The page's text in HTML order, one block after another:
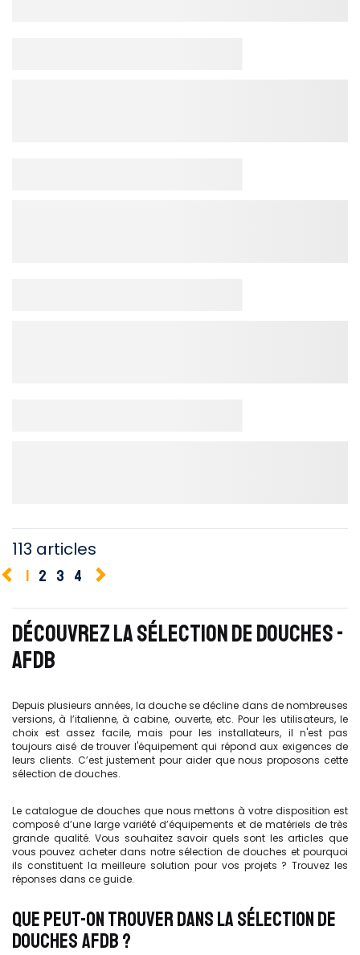
113 articles
1 2 3 4
DÉCOUVREZ LA SÉLECTION DE DOUCHES -
AFDB
Depuis plusieurs années, la douche se décline dans de nombreuses
versions, à l’italienne, à cabine, ouverte, etc. Pour les utilisateurs, le
choix est assez facile, mais pour les installateurs, il n'est pas
toujours aisé de trouver l'équipement qui répond aux exigences de
leurs clients. C’est justement pour aider que nous proposons cette
sélection de douches.
Le catalogue de douches que nous mettons à votre disposition est
composé d’une large variété d’équipements et de matériels de très
grande qualité. Vous souhaitez savoir quels sont les articles que
vous pouvez acheter dans notre sélection de douches et pourquoi
ils constituent la meilleure solution pour vos projets ? Trouvez les
réponses dans ce guide.
QUE PEUT-ON TROUVER DANS LA SÉLECTION DE
DOUCHES AFDB ?